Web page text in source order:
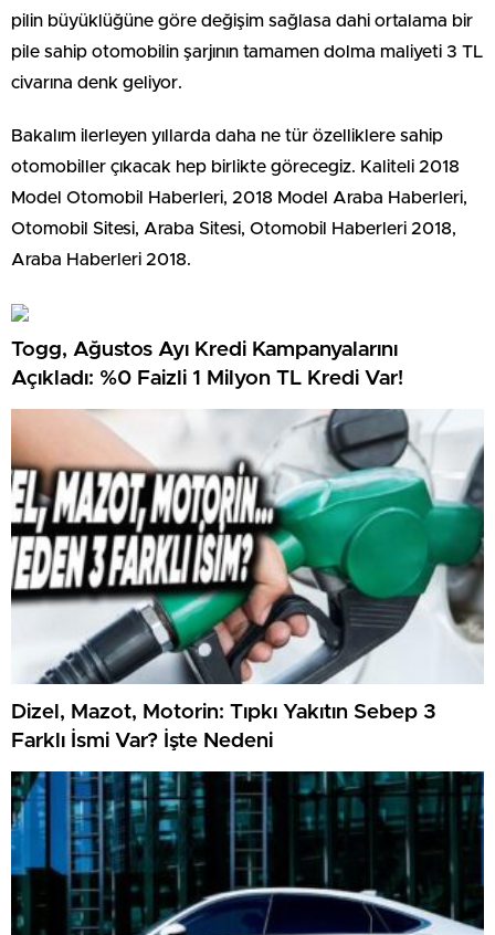
pilin büyüklüğüne göre değişim sağlasa dahi ortalama bir
pile sahip otomobilin şarjının tamamen dolma maliyeti 3 TL
civarına denk geliyor.
Bakalım ilerleyen yıllarda daha ne tür özelliklere sahip
otomobiller çıkacak hep birlikte görecegiz. Kaliteli 2018
Model Otomobil Haberleri, 2018 Model Araba Haberleri,
Otomobil Sitesi, Araba Sitesi, Otomobil Haberleri 2018,
Araba Haberleri 2018.
Togg, Ağustos Ayı Kredi Kampanyalarını
Açıkladı: %0 Faizli 1 Milyon TL Kredi Var!
Dizel, Mazot, Motorin: Tıpkı Yakıtın Sebep 3
Farklı İsmi Var? İşte Nedeni